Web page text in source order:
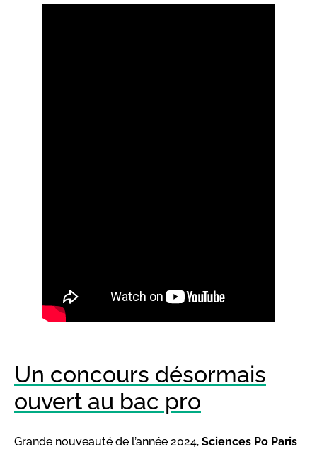
Un concours désormais
ouvert au bac pro
Grande nouveauté de l’année 2024, Sciences Po Paris